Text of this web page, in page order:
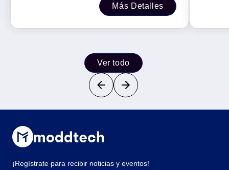
Más Detalles
Ver todo
¡Regístrate para recibir noticias y eventos!